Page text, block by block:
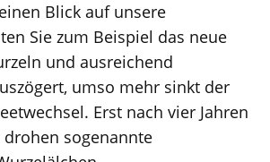
Blick auf unsere
Sie zum Beispiel das neue
und ausreichend
umso mehr sinkt der
Erst nach vier Jahren
sogenannte